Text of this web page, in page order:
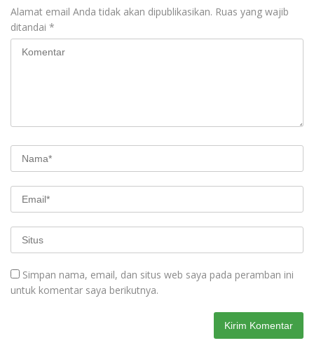
Alamat email Anda tidak akan dipublikasikan. Ruas yang wajib
ditandai *
Simpan nama, email, dan situs web saya pada peramban ini
untuk komentar saya berikutnya.